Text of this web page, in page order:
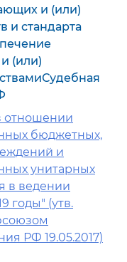
и (или)
и стандарта
(или)
отношении
бюджетных,
и
унитарных
в ведении
годы" (утв.
РФ 19.05.2017)